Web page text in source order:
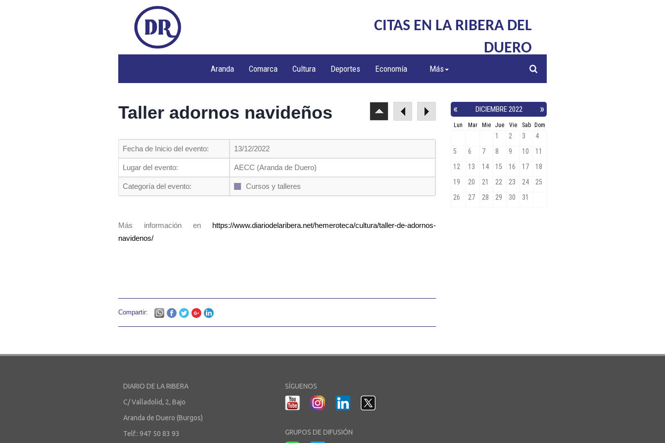
CITAS EN LA RIBERA DEL
DUERO
Aranda Comarca Cultura Deportes Economía Más
Taller adornos navideños
Fecha de Inicio del evento: 13/12/2022
Lugar del evento: AECC (Aranda de Duero)
Categoría del evento: Cursos y talleres
Más información en https://www.diariodelaribera.net/hemeroteca/cultura/taller-de-adornos-
navidenos/
Compartir:
DIARIO DE LA RIBERA
C/ Valladolid, 2, Bajo
Aranda de Duero (Burgos)
Telf.: 947 50 83 93
SÍGUENOS
GRUPOS DE DIFUSIÓN